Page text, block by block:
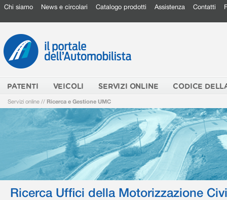
Chi siamo News e circolari Catalogo prodotti Assistenza Contatti
PATENTI VEICOLI SERVIZI ONLINE CODICE
Servizi online // Ricerca e Gestione UMC
Ricerca Uffici della Motorizzazione